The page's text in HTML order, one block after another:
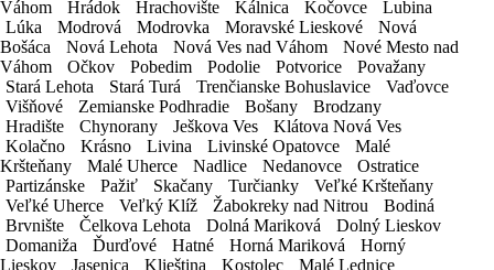
Váhom
Hrádok Hrachovište Kálnica Kočovce
Lubina
Lúka
Modrová Modrovka Moravské Lieskové
Nová
Bošáca
Nová Lehota Nová Ves nad Váhom
Nové Mesto nad
Váhom
Očkov Pobedim Podolie Potvorice
Považany
Stará Lehota
Stará Turá Trenčianske Bohuslavice
Vaďovce
Višňové
Zemianske Podhradie Bošany
Brodzany
Hradište
Chynorany Ješkova Ves
Klátova Nová Ves
Kolačno
Krásno Livina Livinské Opatovce
Malé
Kršteňany
Malé Uherce Nadlice Nedanovce
Ostratice
Partizánske
Pažiť Skačany Turčianky
Veľké Kršteňany
Veľké Uherce
Veľký Klíž Žabokreky nad Nitrou
Bodiná
Brvnište
Čelkova Lehota Dolná Mariková
Dolný Lieskov
Domaniža
Ďurďové Hatné Horná Mariková
Horný
Lieskov
Jasenica Klieština Kostolec
Malé Lednice
Váhom
Hrádok Hrachovište Kálnica Kočovce
Lubina
Lúka
Modrová Modrovka Moravské Lieskové
Nová
Bošáca
Nová Lehota Nová Ves nad Váhom
Nové Mesto nad
Váhom
Očkov Pobedim Podolie Potvorice
Považany
Stará Lehota
Stará Turá Trenčianske Bohuslavice
Vaďovce
Višňové
Zemianske Podhradie Bošany
Brodzany
Hradište
Chynorany Ješkova Ves
Klátova Nová Ves
Kolačno
Krásno Livina Livinské Opatovce
Malé
Kršteňany
Malé Uherce Nadlice Nedanovce
Ostratice
Partizánske
Pažiť Skačany Turčianky
Veľké Kršteňany
Veľké Uherce
Veľký Klíž Žabokreky nad Nitrou
Bodiná
Brvnište
Čelkova Lehota Dolná Mariková
Dolný Lieskov
Domaniža
Ďurďové Hatné Horná Mariková
Horný
Lieskov
Jasenica Klieština Kostolec
Malé Lednice
Dátum a čas do
Spôsob platby
Fakturačné údaje
Pristavenie a odstavenie vozidla v rámci